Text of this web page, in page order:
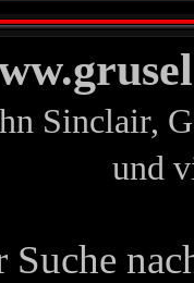
Sinclair,
und
Suche